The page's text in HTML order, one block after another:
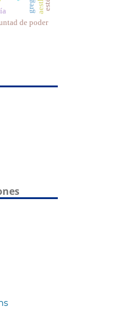
de poder